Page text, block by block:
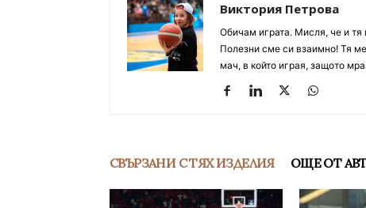
Виктория Петрова
Обичам играта. Мисля, че и
Полезни сме си взаимно! Тя
мач, в който играя, защото
СВЪРЗАНИ С ТЯХ ИЗДЕЛИЯ ОЩЕ ОТ